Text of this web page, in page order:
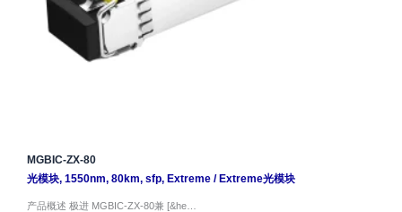
MGBIC-ZX-80
光模块, 1550nm, 80km, sfp, Extreme/ Extreme光模块
产品概述 极进 MGBIC-ZX-80兼 [&he…